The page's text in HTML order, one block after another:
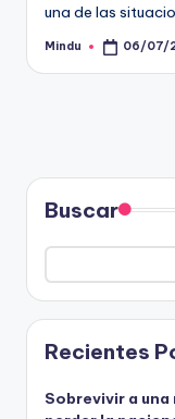
una de las
Publicado
Mindu 06/07/
de
entradas
Buscar
Recientes
Sobrevivir a